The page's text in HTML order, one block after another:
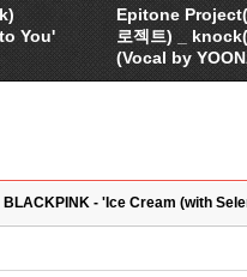
You'
Epitone
로젝트) _
(Vocal by
BLACKPINK - 'Ice Cream (with